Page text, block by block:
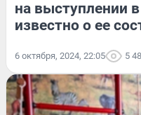
на выступлении
известно о ее
6 октября, 2024, 22:05 5